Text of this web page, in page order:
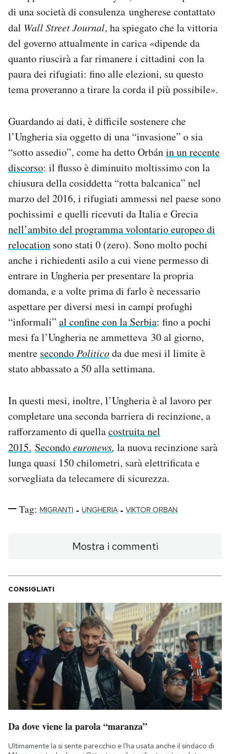
di una società di consulenza ungherese contattato
dal Wall Street Journal, ha spiegato che la vittoria
del governo attualmente in carica «dipende da
quanto riuscirà a far rimanere i cittadini con la
paura dei rifugiati: fino alle elezioni, su questo
tema proveranno a tirare la corda il più possibile».
Guardando ai dati, è difficile sostenere che
l’Ungheria sia oggetto di una “invasione” o sia
“sotto assedio”, come ha detto Orbánin un recente
discorso: il flusso è diminuito moltissimo con la
chiusura della cosiddetta “rotta balcanica” nel
marzo del 2016, i rifugiati ammessi nel paese sono
pochissimi e quelli ricevuti da Italia e Grecia
nell’ambito del programma volontario europeo di
relocation sono stati 0 (zero). Sono molto pochi
anche i richiedenti asilo a cui viene permesso di
entrare in Ungheria per presentare la propria
domanda, e a volte prima di farlo è necessario
aspettare per diversi mesi in campi profughi
“informali” al confine con la Serbia: fino a pochi
mesi fa l’Ungheria ne ammetteva 30 al giorno,
mentre secondo Politicoda due mesi il limite è
stato abbassato a 50 alla settimana.
In questi mesi, inoltre, l’Ungheria è al lavoro per
completare una seconda barriera di recinzione, a
rafforzamento di quellacostruita nel
2015. Secondoeuronews, la nuova recinzione sarà
lunga quasi 150 chilometri, sarà elettrificata e
sorvegliata da telecamere di sicurezza.
Tag: MIGRANTI - UNGHERIA - VIKTOR ORBAN
Mostra i commenti
CONSIGLIATI
Da dove viene la parola “maranza”
Ultimamente la si sente parecchio e l'ha usata anche il sindaco di